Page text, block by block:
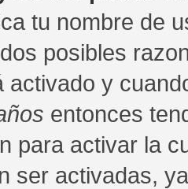
tu nombre de
posibles
activado y
entonces
para activar la
ser activadas,